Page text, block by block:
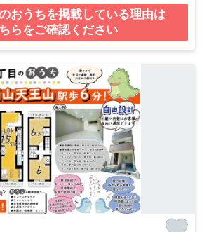
おうちを掲載している理由は
らをご確認ください